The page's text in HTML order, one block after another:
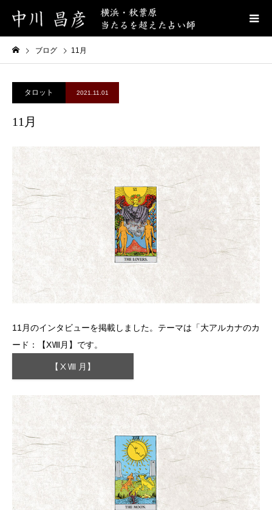
ブログ 11月
タロット 2021.11.01
11月
11月のインタビューを掲載しました。テーマは「大アルカナのカ
ード：【XⅧ月】です。
【ⅩⅧ 月】